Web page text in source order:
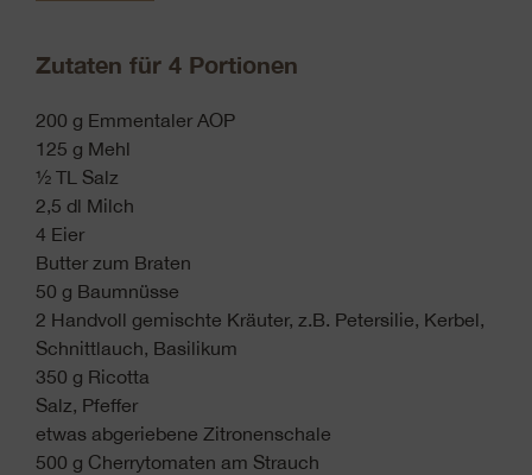
Zutaten für 4 Portionen
200 g Emmentaler AOP
125 g Mehl
½ TL Salz
2,5 dl Milch
4 Eier
Butter zum Braten
50 g Baumnüsse
2 Handvoll gemischte Kräuter, z.B. Petersilie, Kerbel,
Schnittlauch, Basilikum
350 g Ricotta
Salz, Pfeffer
etwas abgeriebene Zitronenschale
500 g Cherrytomaten am Strauch